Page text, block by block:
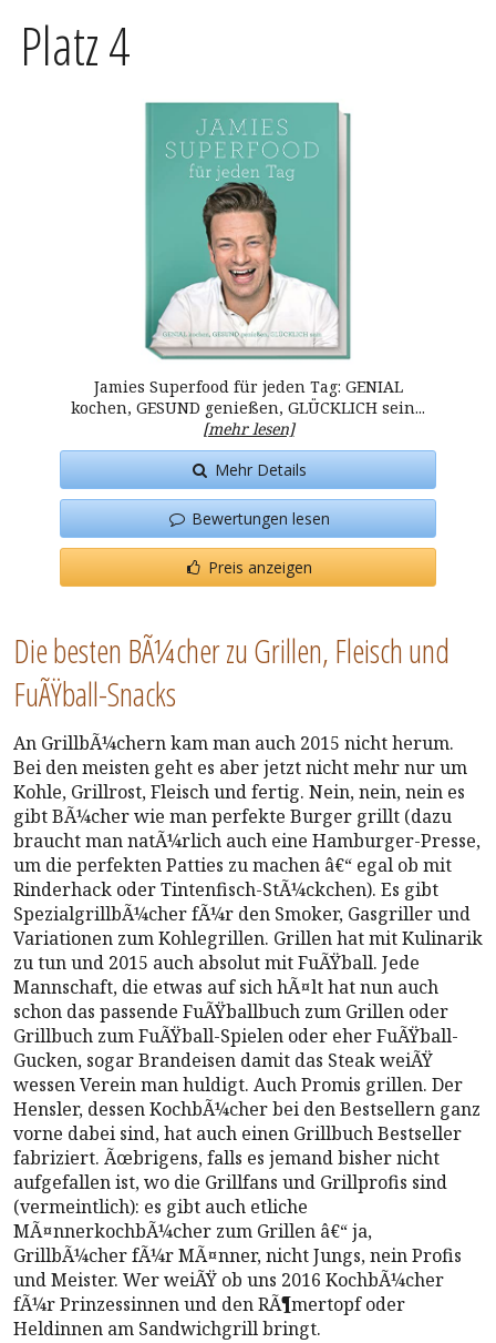
Platz 4
Jamies Superfood für jeden Tag: GENIAL
kochen, GESUND genießen, GLÜCKLICH sein...
[mehr lesen]
Mehr Details
Bewertungen lesen
Preis anzeigen
Die besten BÃ¼cher zu Grillen, Fleisch und
FuÃŸball-Snacks
An GrillbÃ¼chern kam man auch 2015 nicht herum.
Bei den meisten geht es aber jetzt nicht mehr nur um
Kohle, Grillrost, Fleisch und fertig. Nein, nein, nein es
gibt BÃ¼cher wie man perfekte Burger grillt (dazu
braucht man natÃ¼rlich auch eine Hamburger-Presse,
um die perfekten Patties zu machen â€“ egal ob mit
Rinderhack oder Tintenfisch-StÃ¼ckchen). Es gibt
SpezialgrillbÃ¼cher fÃ¼r den Smoker, Gasgriller und
Variationen zum Kohlegrillen. Grillen hat mit Kulinarik
zu tun und 2015 auch absolut mit FuÃŸball. Jede
Mannschaft, die etwas auf sich hÃ¤lt hat nun auch
schon das passende FuÃŸballbuch zum Grillen oder
Grillbuch zum FuÃŸball-Spielen oder eher FuÃŸball-
Gucken, sogar Brandeisen damit das Steak weiÃŸ
wessen Verein man huldigt. Auch Promis grillen. Der
Hensler, dessen KochbÃ¼cher bei den Bestsellern ganz
vorne dabei sind, hat auch einen Grillbuch Bestseller
fabriziert. Ãœbrigens, falls es jemand bisher nicht
aufgefallen ist, wo die Grillfans und Grillprofis sind
(vermeintlich): es gibt auch etliche
MÃ¤nnerkochbÃ¼cher zum Grillen â€“ ja,
GrillbÃ¼cher fÃ¼r MÃ¤nner, nicht Jungs, nein Profis
und Meister. Wer weiÃŸ ob uns 2016 KochbÃ¼cher
fÃ¼r Prinzessinnen und den RÃ¶mertopf oder
Heldinnen am Sandwichgrill bringt.